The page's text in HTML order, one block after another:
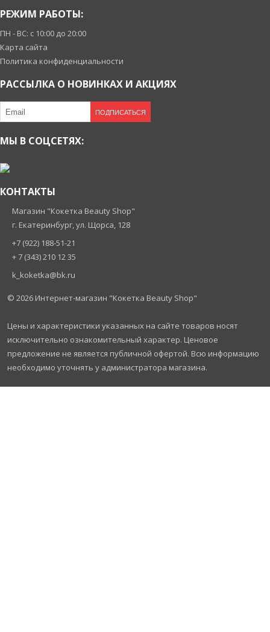
РЕЖИМ РАБОТЫ:
ПН - ВС: с 10:00 до 20:00
Карта сайта
Политика конфиденциальности
РАССЫЛКА О НОВИНКАХ И АКЦИЯХ
ПОДПИСАТЬСЯ
МЫ В СОЦСЕТЯХ:
КОНТАКТЫ
Магазин "Кокетка Beauty Shop"
г. Екатеринбург, ул. Щорса, 128
+7 (922) 188-51-21
+ 7 (343) 210 12 35
k_koketka@bk.ru
© 2026 Интернет-магазин "Кокетка Beauty Shop"
Цены и характеристики указанных на сайте товаров носят
исключительно ознакомительный характер. Ценовое
предложение не является публичной офертой. Всю информацию
необходимо уточнять у администратора магазина.